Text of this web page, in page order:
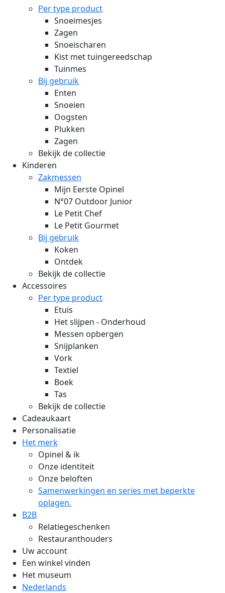
Per type product
Snoeimesjes
Zagen
Snoeischaren
Kist met tuingereedschap
Tuinmes
Bij gebruik
Enten
Snoeien
Oogsten
Plukken
Zagen
Bekijk de collectie
Kinderen
Zakmessen
Mijn Eerste Opinel
N°07 Outdoor Junior
Le Petit Chef
Le Petit Gourmet
Bij gebruik
Koken
Ontdek
Bekijk de collectie
Accessoires
Per type product
Etuis
Het slijpen - Onderhoud
Messen opbergen
Snijplanken
Vork
Textiel
Boek
Tas
Bekijk de collectie
Cadeaukaart
Personalisatie
Het merk
Opinel & ik
Onze identiteit
Onze beloften
Samenwerkingen en series met beperkte
oplagen.
B2B
Relatiegeschenken
Restauranthouders
Uw account
Een winkel vinden
Het museum
Nederlands